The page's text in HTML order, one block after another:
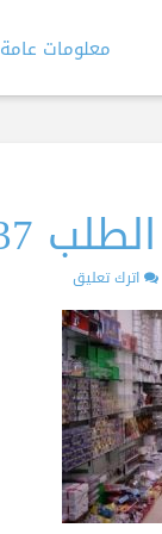
معلومات عامة
اترك تعليق